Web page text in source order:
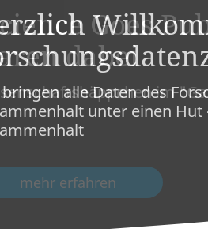
Goes
dabei
im
mehr erfahren